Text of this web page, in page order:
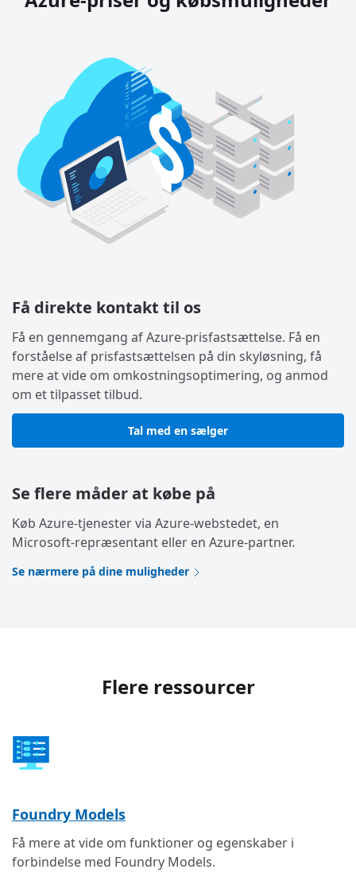
Få direkte kontakt til os
Få en gennemgang af Azure-prisfastsættelse. Få en
forståelse af prisfastsættelsen på din skyløsning, få
mere at vide om omkostningsoptimering, og anmod
om et tilpasset tilbud.
Tal med en sælger
Se flere måder at købe på
Køb Azure-tjenester via Azure-webstedet, en
Microsoft-repræsentant eller en Azure-partner.
Se nærmere på dine muligheder
Flere ressourcer
Foundry Models
Få mere at vide om funktioner og egenskaber i
forbindelse med Foundry Models.